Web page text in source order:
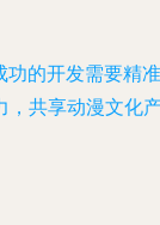
的开发需要精
共享动漫文化产